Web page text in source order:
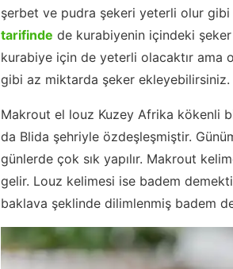
şerbet ve pudra şekeri yeterli olur
tarifinde de kurabiyenin içindeki
kurabiye için de yeterli olacaktır ama
gibi az miktarda şeker ekleyebilirsiniz.
Makrout el louz Kuzey Afrika kökenli
da Blida şehriyle özdeşleşmiştir.
günlerde çok sık yapılır. Makrout
gelir. Louz kelimesi ise badem
baklava şeklinde dilimlenmiş badem